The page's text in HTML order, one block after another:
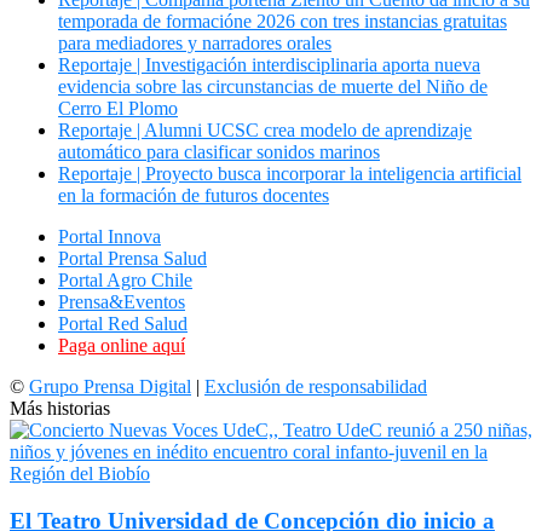
temporada de formacióne 2026 con tres instancias gratuitas
para mediadores y narradores orales
Reportaje | Investigación interdisciplinaria aporta nueva
evidencia sobre las circunstancias de muerte del Niño de
Cerro El Plomo
Reportaje | Alumni UCSC crea modelo de aprendizaje
automático para clasificar sonidos marinos
Reportaje | Proyecto busca incorporar la inteligencia artificial
en la formación de futuros docentes
Portal Innova
Portal Prensa Salud
Portal Agro Chile
Prensa&Eventos
Portal Red Salud
Paga online aquí
© Grupo Prensa Digital | Exclusión de responsabilidad
Más historias
El Teatro Universidad de Concepción dio inicio a